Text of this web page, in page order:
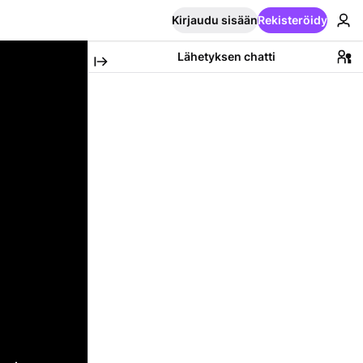
Kirjaudu sisäänRekisteröidy
Lähetyksen chatti